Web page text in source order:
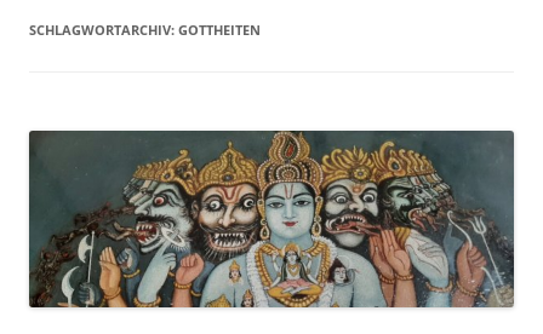
SCHLAGWORTARCHIV: GOTTHEITEN